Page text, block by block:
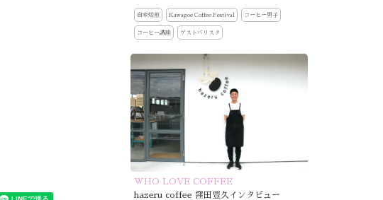
自家焙煎 Kawagoe Coffee Festival コーヒー男子
コーヒー講座 ゲストバリスタ
WHO LOVE COFFEE
hazeru coffee 窪田豊久インタビュー